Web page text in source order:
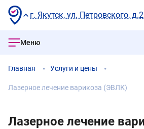
г. Якутск, ул. Петровского,
Меню
Главная Услуги и цены
Лазерное лечение варикоза (ЭВЛК)
Лазерное лечение